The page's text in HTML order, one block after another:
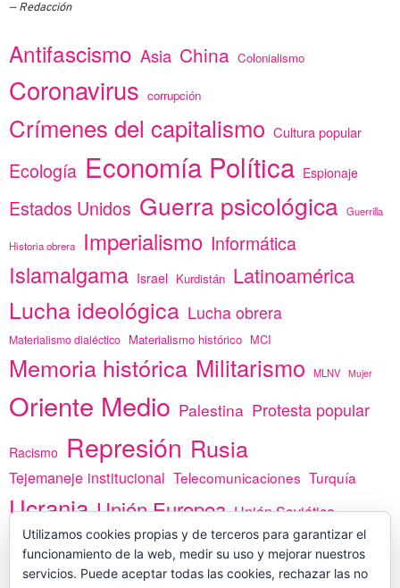
Redacción
Antifascismo Asia China Colonialismo
Coronavirus corrupción
Crímenes del capitalismo Cultura popular
Ecología Economía Política Espionaje
Estados Unidos Guerra psicológica Guerrilla
Historia obrera Imperialismo Informática
Islamalgama Israel Kurdistán Latinoamérica
Lucha ideológica Lucha obrera
Materialismo dialéctico Materialismo histórico MCI
Memoria histórica Militarismo MLNV Mujer
Oriente Medio Palestina Protesta popular
Racismo Represión Rusia
Tejemaneje institucional Telecomunicaciones Turquía
Ucrania Unión Europea Unión Soviética
vacunas Yemen África
Utilizamos cookies propias y de terceros para garantizar el
funcionamiento de la web, medir su uso y mejorar nuestros
servicios. Puede aceptar todas las cookies, rechazar las no